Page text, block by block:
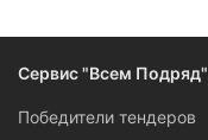
Сервис "Всем Подряд"
Победители тендеров